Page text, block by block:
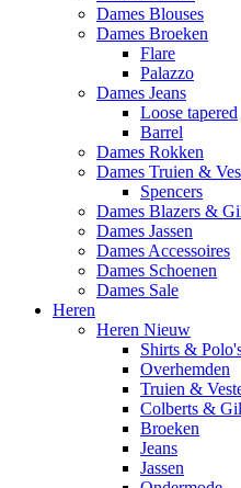
Dames Blouses
Dames Broeken
Flare
Palazzo
Dames Jeans
Loose tapered
Barrel
Dames Rokken
Dames Truien &
Spencers
Dames Blazers &
Dames Jassen
Dames Accessoires
Dames Schoenen
Dames Sale
Heren
Heren Nieuw
Shirts &
Overhemden
Truien &
Colberts &
Broeken
Jeans
Jassen